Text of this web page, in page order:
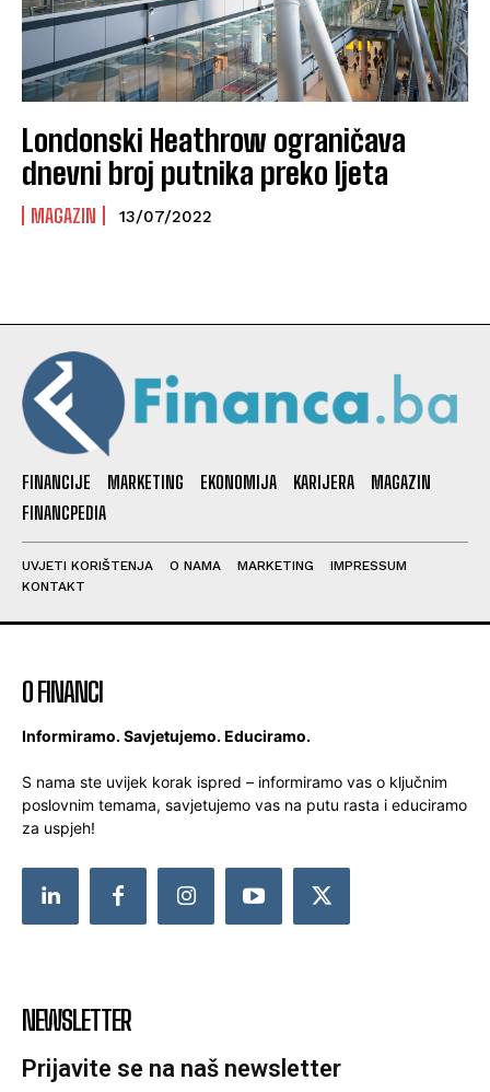
Londonski Heathrow ograničava
dnevni broj putnika preko ljeta
MAGAZIN 13/07/2022
FINANCIJE MARKETING EKONOMIJA KARIJERA
MAGAZIN
FINANCPEDIA
UVJETI KORIŠTENJA O NAMA MARKETING
IMPRESSUM
KONTAKT
O FINANCI
Informiramo. Savjetujemo. Educiramo.
S nama ste uvijek korak ispred – informiramo vas o ključnim
poslovnim temama, savjetujemo vas na putu rasta i educiramo
za uspjeh!
NEWSLETTER
Prijavite se na naš newsletter